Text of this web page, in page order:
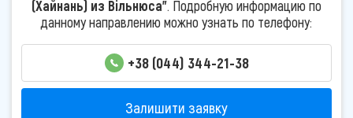
(Хайнань) из Вільнюса". Подробную информацию по
данному направлению можно узнать по телефону:
+38 (044) 344-21-38
Залишити заявку